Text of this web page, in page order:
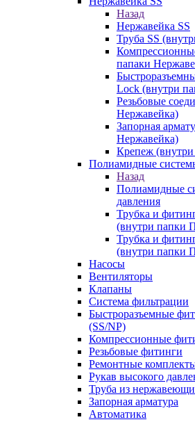
Назад
Нержавейка SS
Труба SS
папаки
Lock (внутри
Резьбовые
Нержавейка)
Запорная
Нержавейка)
Крепеж
Полиамидные
Назад
Полиамидные
давления
Трубка и
(внутри папки
Трубка и
(внутри папки
Насосы
Вентиляторы
Клапаны
Система фильтрации
Быстроразъемные
(SS/NP)
Компрессионные
Резьбовые фитинги
Ремонтные
Рукав высокого
Труба из
Запорная арматура
Автоматика